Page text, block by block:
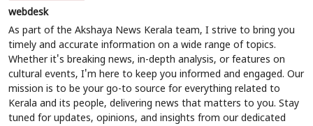
webdesk
As part of the Akshaya News Kerala team, I strive to bring you
timely and accurate information on a wide range of topics.
Whether it's breaking news, in-depth analysis, or features on
cultural events, I'm here to keep you informed and engaged. Our
mission is to be your go-to source for everything related to
Kerala and its people, delivering news that matters to you. Stay
tuned for updates, opinions, and insights from our dedicated